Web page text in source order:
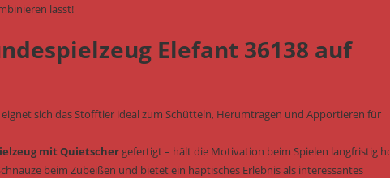
lässt!
Elefant 36138 auf
sich das Stofftier ideal zum Schütteln, Herumtragen und Apportieren für
mit Quietscher gefertigt – hält die Motivation beim Spielen langfristig
beim Zubeißen und bietet ein haptisches Erlebnis als interessantes